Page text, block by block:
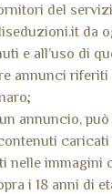
del
da
e all’uso di
annunci
annuncio,
caricati
nelle immagini
i 18 anni di